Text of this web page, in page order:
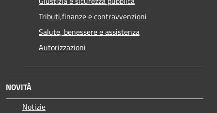
Tributi,finanze e contravvenzioni
Salute, benessere e assistenza
Autorizzazioni
NOVITÀ
Notizie